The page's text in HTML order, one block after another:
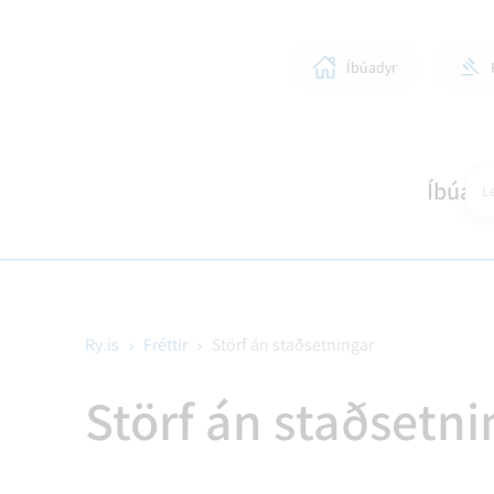
Íbúar
Íbúadyr
Ry.is Fréttir Störf án staðsetningar
Störf án